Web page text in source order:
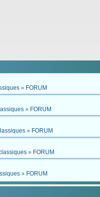
» FORUM
» FORUM
» FORUM
» FORUM
» FORUM